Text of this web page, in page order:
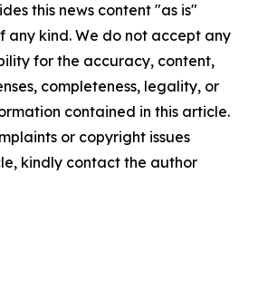
this news content "as is"
any kind. We do not accept any
for the accuracy, content,
completeness, legality, or
contained in this article.
or copyright issues
kindly contact the author